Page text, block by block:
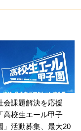
会課題解決を応援
「高校生エール甲子
」活動募集、最大20